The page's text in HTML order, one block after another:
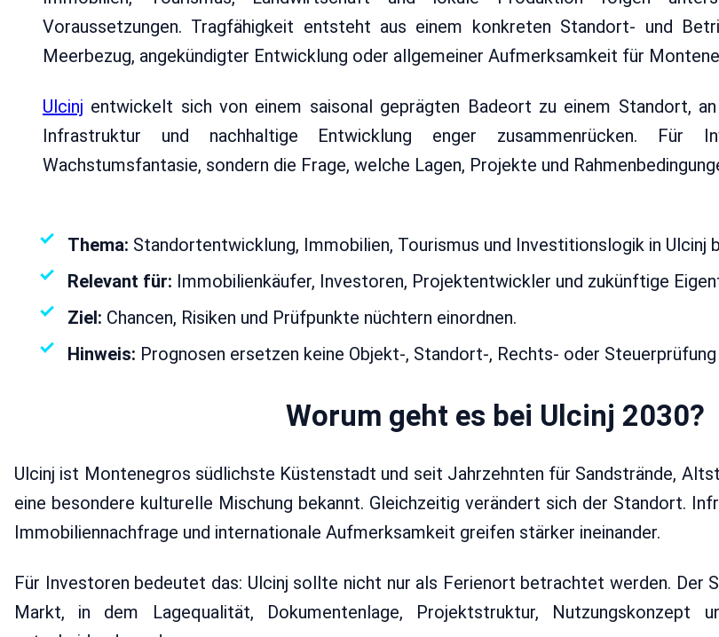
Voraussetzungen. Tragfähigkeit entsteht aus einem konkreten Standort- und
Meerbezug, angekündigter Entwicklung oder allgemeiner Aufmerksamkeit für
Ulcinj entwickelt sich von einem saisonal geprägten Badeort zu einem Standort,
Infrastruktur und nachhaltige Entwicklung enger zusammenrücken. Für
Wachstumsfantasie, sondern die Frage, welche Lagen, Projekte und
Thema: Standortentwicklung, Immobilien, Tourismus und Investitionslogik in Ulcinj
Relevant für: Immobilienkäufer, Investoren, Projektentwickler und zukünftige
Ziel: Chancen, Risiken und Prüfpunkte nüchtern einordnen.
Hinweis: Prognosen ersetzen keine Objekt-, Standort-, Rechts- oder
Worum geht es bei Ulcinj 2030?
Ulcinj ist Montenegros südlichste Küstenstadt und seit Jahrzehnten für Sandstrände,
eine besondere kulturelle Mischung bekannt. Gleichzeitig verändert sich der Standort.
Immobiliennachfrage und internationale Aufmerksamkeit greifen stärker ineinander.
Für Investoren bedeutet das: Ulcinj sollte nicht nur als Ferienort betrachtet werden. Der
Markt, in dem Lagequalität, Dokumentenlage, Projektstruktur, Nutzungskonzept